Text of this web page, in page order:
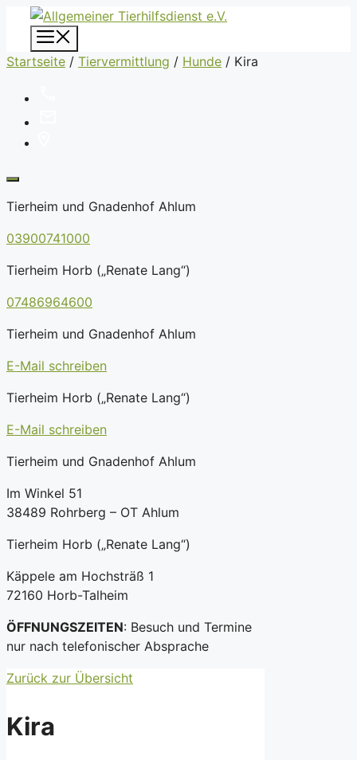
Zum
Inhalt
springen
Startseite / Tiervermittlung / Hunde / Kira
Tierheim und Gnadenhof Ahlum
03900741000
Tierheim Horb („Renate Lang“)
07486964600
Tierheim und Gnadenhof Ahlum
E-Mail schreiben
Tierheim Horb („Renate Lang“)
E-Mail schreiben
Tierheim und Gnadenhof Ahlum
Im Winkel 51
38489 Rohrberg – OT Ahlum
Tierheim Horb („Renate Lang“)
Käppele am Hochsträß 1
72160 Horb-Talheim
ÖFFNUNGSZEITEN: Besuch und Termine
nur nach telefonischer Absprache
Zurück zur Übersicht
Kira